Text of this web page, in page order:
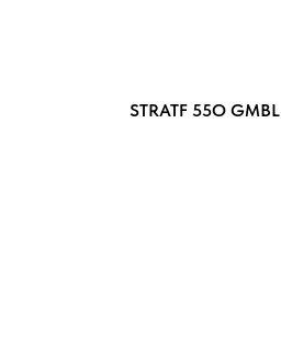
STRATF 55O GMBL